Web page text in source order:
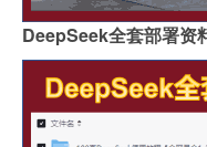
DeepSeek全套部署资